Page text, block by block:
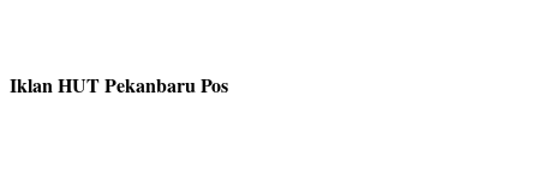
Iklan HUT Pekanbaru Pos